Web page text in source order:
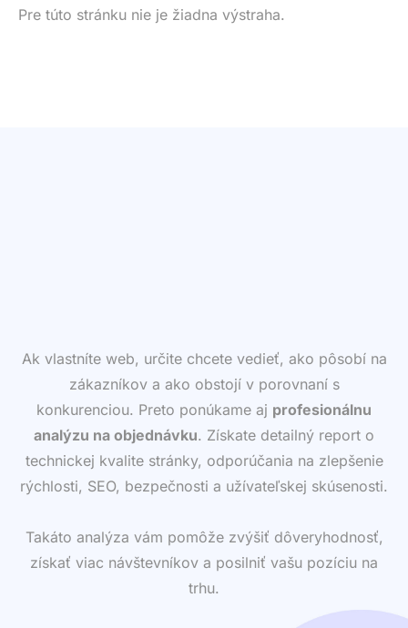
Ak vlastníte web, určite chcete vedieť, ako pôsobí na
konkurenciou. Preto ponúkame aj profesionálnu
analýzu na objednávku. Získate detailný report o
technickej kvalite stránky, odporúčania na zlepšenie
rýchlosti, SEO, bezpečnosti a užívateľskej skúsenosti.